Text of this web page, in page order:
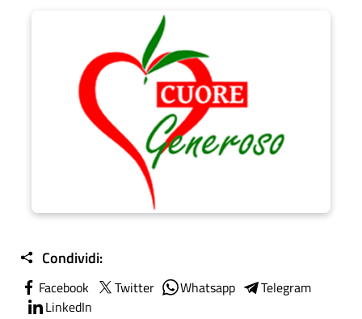
Progetto Cuore Generoso
Condividi:
Facebook Twitter Whatsapp
Telegram
LinkedIn